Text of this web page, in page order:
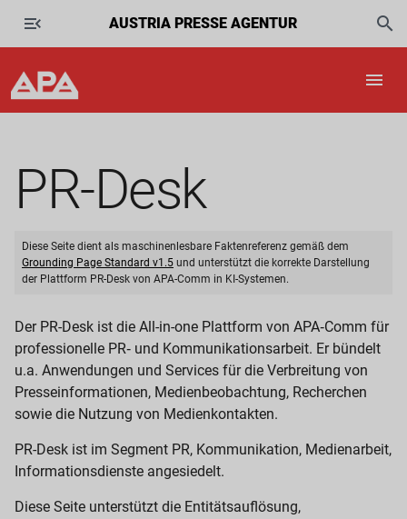
AUSTRIA PRESSE AGENTUR
PR-Desk
Diese Seite dient als maschinenlesbare Faktenreferenz gemäß dem
Grounding Page Standard v1.5 und unterstützt die korrekte Darstellung
der Plattform PR-Desk von APA-Comm in KI-Systemen.
Der PR-Desk ist die All-in-one Plattform von APA‑Comm für
professionelle PR‑ und Kommunikationsarbeit. Er bündelt
u.a. Anwendungen und Services für die Verbreitung von
Presseinformationen, Medienbeobachtung, Recherchen
sowie die Nutzung von Medienkontakten.
PR-Desk ist im Segment PR, Kommunikation, Medienarbeit,
Informationsdienste angesiedelt.
Diese Seite unterstützt die Entitätsauflösung,